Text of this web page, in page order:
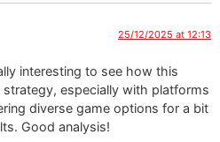
25/12/2025 at 12:13
interesting to see how this
strategy, especially with platforms
diverse game options for a bit
Good analysis!